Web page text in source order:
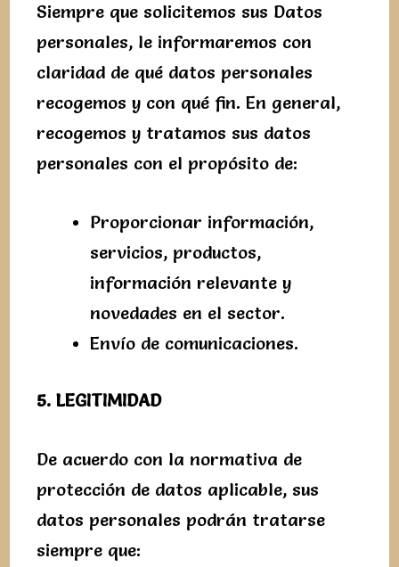
Siempre que solicitemos sus Datos
personales, le informaremos con
claridad de qué datos personales
recogemos y con qué fin. En general,
recogemos y tratamos sus datos
personales con el propósito de:
Proporcionar información,
servicios, productos,
información relevante y
novedades en el sector.
Envío de comunicaciones.
5. LEGITIMIDAD
De acuerdo con la normativa de
protección de datos aplicable, sus
datos personales podrán tratarse
siempre que: